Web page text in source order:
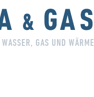
GAS UND WÄRME